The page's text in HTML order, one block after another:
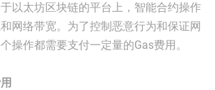
以太坊区块链的平台上，智能合约操作
网络带宽。为了控制恶意行为和保证网
操作都需要支付一定量的Gas费用。